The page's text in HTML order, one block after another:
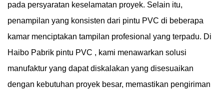
pada persyaratan keselamatan proyek. Selain itu,
penampilan yang konsisten dari pintu PVC di beberapa
kamar menciptakan tampilan profesional yang terpadu. Di
Haibo Pabrik pintu PVC , kami menawarkan solusi
manufaktur yang dapat diskalakan yang disesuaikan
dengan kebutuhan proyek besar, memastikan pengiriman